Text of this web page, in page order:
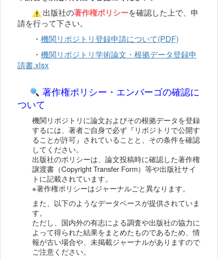
出版社の著作権ポリシーを確認した上で、申
請を行って下さい。
・ 機関リポジトリ登録申請について(PDF)
・ 機関リポジトリ学術論文・根拠データ登録申
請書.xlsx
著作権ポリシー・エンバーゴの確認に
ついて
機関リポジトリに論文およびその根拠データを登録
するには、 著者ご自身で必ず『リポジトリで公開す
ることが許可』されていることと、その条件を確認
してください。
出版社のポリシーは、論文投稿時に確認した著作権
譲渡書（Copyright Transfer Form）等や出版社サイ
トに記載されています。
※著作権ポリシーはジャーナルごと異なります。
また、以下のようなデータベースが提供されていま
す。
ただし、国内外の有志による調査や出版社の協力に
よって得られた結果をまとめたものであるため、情
報が古い場合や、未掲載ジャーナルがありますので
ご注意ください。